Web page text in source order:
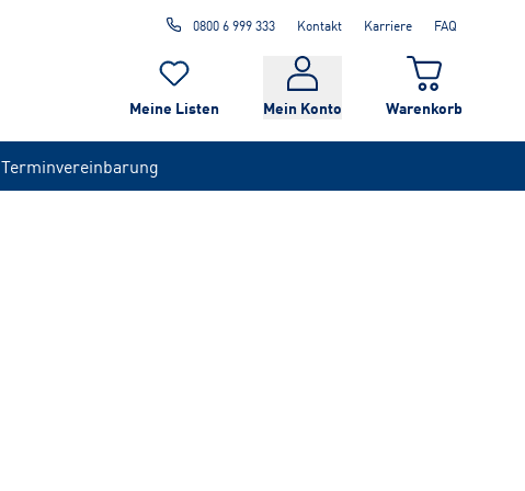
0800 6 999 333 Kontakt Karriere FAQ
Meine Listen Mein Konto Warenkorb
Terminvereinbarung